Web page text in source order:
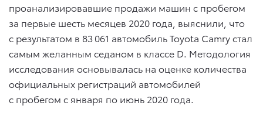
проанализировавшие продажи машин с пробегом
за первые шесть месяцев 2020 года, выяснили, что
с результатом в 83 061 автомобиль Toyota Camry стал
самым желанным седаном в классе D. Методология
исследования основывалась на оценке количества
официальных регистраций автомобилей
с пробегом с января по июнь 2020 года.